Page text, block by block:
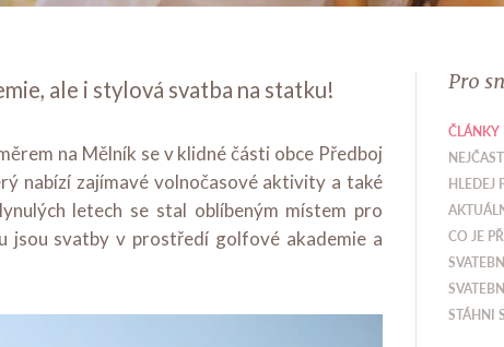
ale i stylová svatba na statku!
na Mělník se v klidné části obce Předboj
nabízí zajímavé volnočasové aktivity a také
letech se stal oblíbeným místem pro
jsou svatby v prostředí golfové akademie a
Pro
ČLÁNKY
HLEDEJ
CO JE
STÁHNI